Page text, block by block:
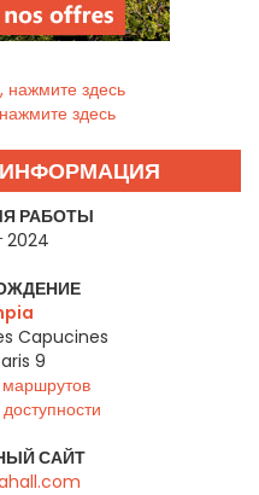
нажмите здесь
здесь
РАБОТЫ
2024
Capucines
9
САЙТ